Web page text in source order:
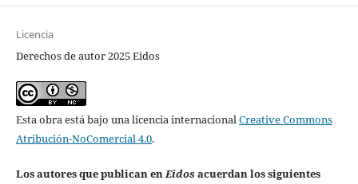
Licencia
Derechos de autor 2025 Eidos
Esta obra está bajo una licencia internacionalCreative Commons
Atribución-NoComercial 4.0.
Los autores que publican enEidosacuerdan los siguientes